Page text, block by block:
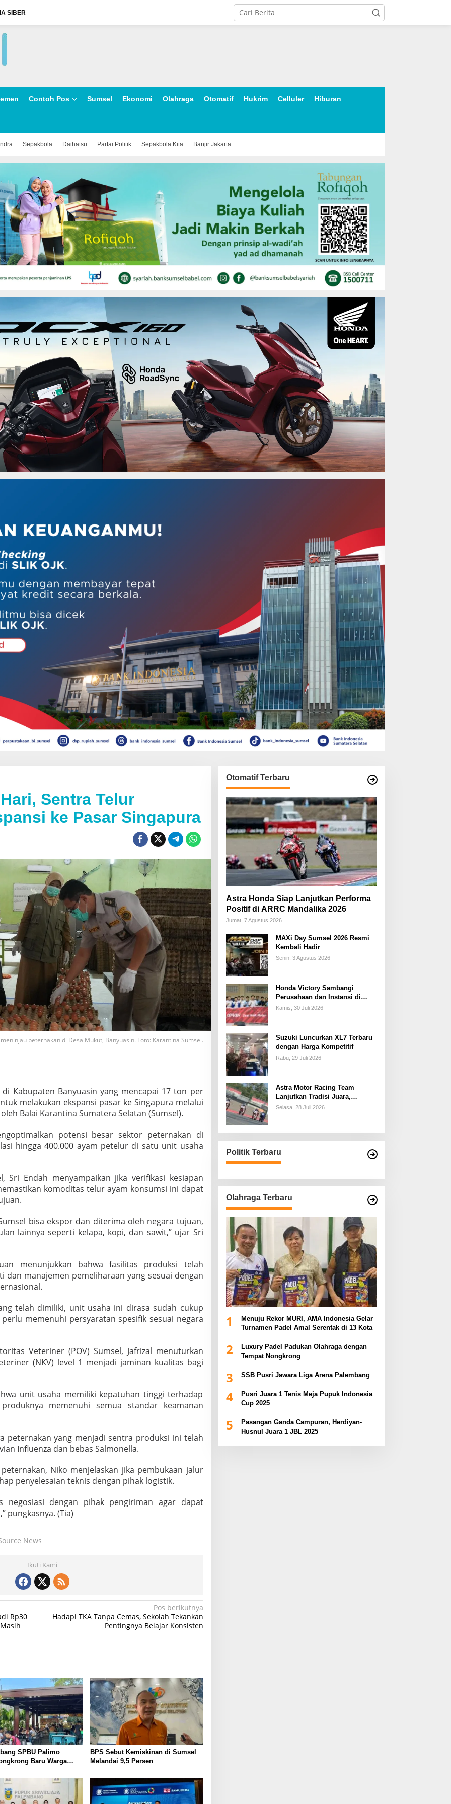
SIBER
Contoh Pos Sumsel Ekonomi Olahraga Otomatif Hukrim Celluler Hiburan
Sepakbola Daihatsu Partai Politik Sepakbola Kita Banjir Jakarta
Sentra Telur
ke Pasar Singapura
peternakan di Desa Mukut, Banyuasin. Foto: Karantina Sumsel.
Kabupaten Banyuasin yang mencapai 17 ton per
melakukan ekspansi pasar ke Singapura melalui
Balai Karantina Sumatera Selatan (Sumsel).
potensi besar sektor peternakan di
hingga 400.000 ayam petelur di satu unit usaha
Sri Endah menyampaikan jika verifikasi kesiapan
komoditas telur ayam konsumsi ini dapat
bisa ekspor dan diterima oleh negara tujuan,
lainnya seperti kelapa, kopi, dan sawit,” ujar Sri
menunjukkan bahwa fasilitas produksi telah
dan manajemen pemeliharaan yang sesuai dengan
telah dimiliki, unit usaha ini dirasa sudah cukup
memenuhi persyaratan spesifik sesuai negara
Veteriner (POV) Sumsel, Jafrizal menuturkan
(NKV) level 1 menjadi jaminan kualitas bagi
unit usaha memiliki kepatuhan tinggi terhadap
memenuhi semua standar keamanan
peternakan yang menjadi sentra produksi ini telah
Influenza dan bebas Salmonella.
Niko menjelaskan jika pembukaan jalur
penyelesaian teknis dengan pihak logistik.
negosiasi dengan pihak pengiriman agar dapat
pungkasnya. (Tia)
News
Ikuti Kami
Rp30
Pos berikutnya
Hadapi TKA Tanpa Cemas, Sekolah Tekankan
Pentingnya Belajar Konsisten
SPBU Palimo
Baru Warga
BPS Sebut Kemiskinan di Sumsel
Melandai 9,5 Persen
Otomatif Terbaru
Astra Honda Siap Lanjutkan Performa
Positif di ARRC Mandalika 2026
Jumat, 7 Agustus 2026
MAXi Day Sumsel 2026 Resmi
Kembali Hadir
Senin, 3 Agustus 2026
Honda Victory Sambangi
Perusahaan dan Instansi di
Sumsel
Kamis, 30 Juli 2026
Suzuki Luncurkan XL7 Terbaru
dengan Harga Kompetitif
Rabu, 29 Juli 2026
Astra Motor Racing Team
Lanjutkan Tradisi Juara,
Kumpulkan 7 Podium di
Selasa, 28 Juli 2026
Politik Terbaru
Olahraga Terbaru
1
Menuju Rekor MURI, AMA Indonesia Gelar
Turnamen Padel Amal Serentak di 13 Kota
2
Luxury Padel Padukan Olahraga dengan
Tempat Nongkrong
3 SSB Pusri Jawara Liga Arena Palembang
4
Pusri Juara 1 Tenis Meja Pupuk Indonesia
Cup 2025
5
Pasangan Ganda Campuran, Herdiyan-
Husnul Juara 1 JBL 2025